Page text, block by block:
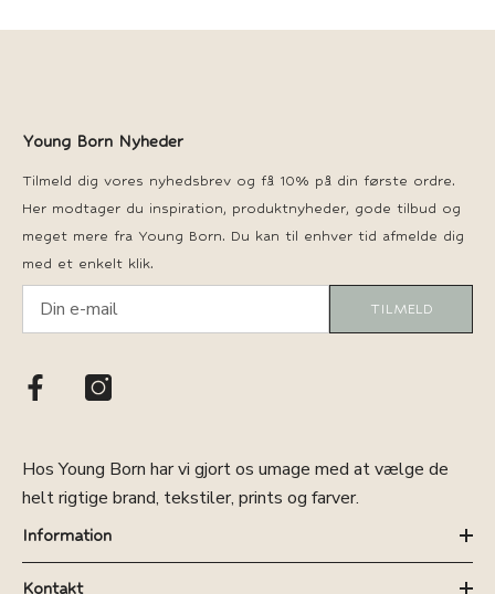
Young Born Nyheder
Tilmeld dig vores nyhedsbrev og få 10% på din første ordre.
Her modtager du inspiration, produktnyheder, gode tilbud og
meget mere fra Young Born. Du kan til enhver tid afmelde dig
med et enkelt klik.
TILMELD
Hos Young Born har vi gjort os umage med at vælge de
helt rigtige brand, tekstiler, prints og farver.
Information
Kontakt